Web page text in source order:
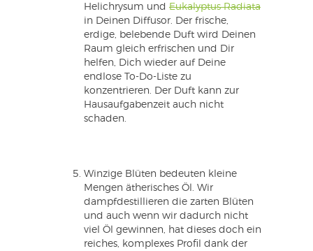
Helichrysum und Eukalyptus Radiata
in Deinen Diffusor. Der frische,
erdige, belebende Duft wird Deinen
Raum gleich erfrischen und Dir
helfen, Dich wieder auf Deine
endlose To-Do-Liste zu
konzentrieren. Der Duft kann zur
Hausaufgabenzeit auch nicht
schaden.
Winzige Blüten bedeuten kleine
Mengen ätherisches Öl. Wir
dampfdestillieren die zarten Blüten
und auch wenn wir dadurch nicht
viel Öl gewinnen, hat dieses doch ein
reiches, komplexes Profil dank der